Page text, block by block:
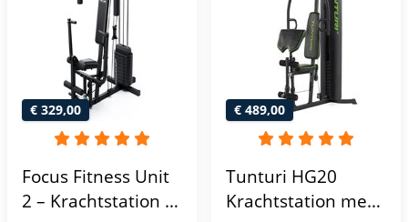
€ 329,00
Focus Fitness Unit
2 – Krachtstation –
€ 489,00
Tunturi HG20
Krachtstation met